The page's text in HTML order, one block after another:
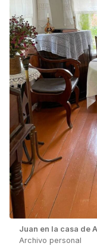
Juan en la casa de
Archivo personal